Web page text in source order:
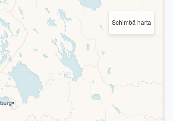
Schimbă harta